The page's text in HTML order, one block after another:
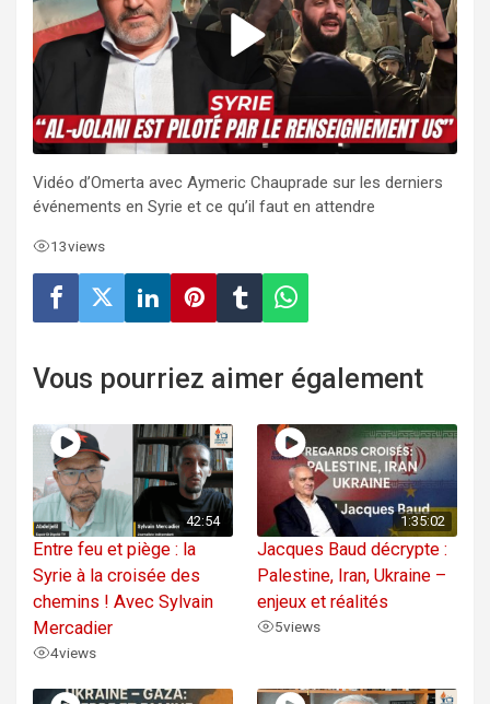
Vidéo d’Omerta avec Aymeric Chauprade sur les derniers
événements en Syrie et ce qu’il faut en attendre
13views
Vous pourriez aimer également
42:54
Entre feu et piège : la
Syrie à la croisée des
chemins ! Avec Sylvain
Mercadier
4views
1:35:02
Jacques Baud décrypte :
Palestine, Iran, Ukraine –
enjeux et réalités
5views